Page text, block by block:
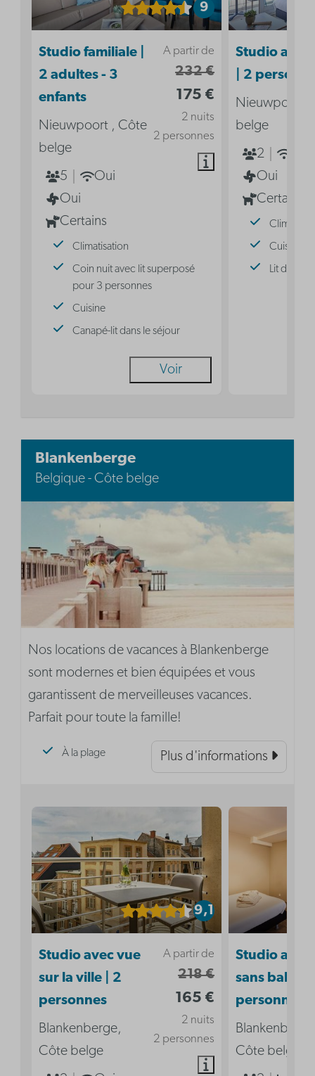
9
A partir de
232 €
175 €
2 nuits
2 personnes
Studio familiale |
2 adultes - 3
enfants
Nieuwpoort , Côte
belge
5
Oui
Oui
Certains
Climatisation
Coin nuit avec lit superposé
pour 3 personnes
Cuisine
Canapé-lit dans le séjour
Voir
Studio
| 2
Nieuwpoort ,
belge
2
Oui
Certains
Cuisine
Lit double
Blankenberge
Belgique - Côte belge
Nos locations de vacances à Blankenberge
sont modernes et bien équipées et vous
garantissent de merveilleuses vacances.
Parfait pour toute la famille!
À la plage Plus d'informations
9,1
A partir de
218 €
165 €
2 nuits
2 personnes
Studio avec vue
sur la ville | 2
personnes
Blankenberge,
Côte belge
Studio
sans balcon
personnes
Côte belge